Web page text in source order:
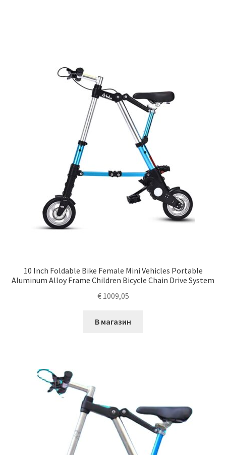
10 Inch Foldable Bike Female Mini Vehicles Portable
Aluminum Alloy Frame Children Bicycle Chain Drive System
€1009,05
В магазин